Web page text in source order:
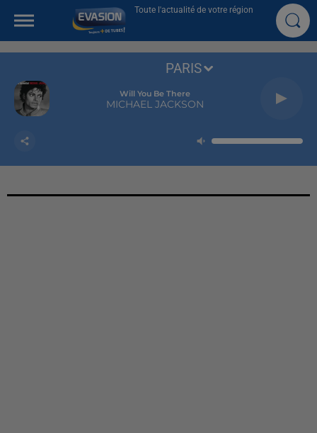
Toute l'actualité de votre région
Will You Be There
MICHAEL JACKSON
PARIS